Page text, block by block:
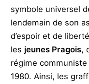
symbole universel
lendemain de son
d’espoir et de
les jeunes Pragois,
régime
1980. Ainsi, les